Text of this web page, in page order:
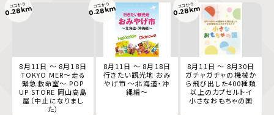
8月11日 ～ 8月18日
TOKYO MER～走る
緊急救命室～ POP
UP STORE 岡山高島
屋（中止になりまし
た）
ココから
0.28km
8月11日 ～ 8月18日
行きたい観光地 おみ
やげ市 ～北海道・沖
縄編～
ココから
0.28km
8月11日 ～ 8月30日
ガチャガチャの機械か
ら飛び出した400種類
以上のカプセルトイ
小さなおもちゃの国
ココから
0.28km